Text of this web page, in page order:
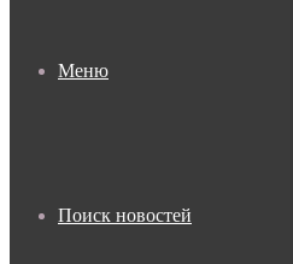
Меню
Поиск новостей